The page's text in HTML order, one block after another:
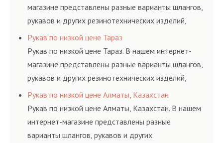
магазине представлены разные варианты шлангов,
рукавов и других резинотехнических изделий,
соответствующих ГОСТам, техническим условиям
и нормативам.
Рукав по низкой цене Тараз
Рукав по низкой цене Тараз. В нашем интернет-
магазине представлены разные варианты шлангов,
рукавов и других резинотехнических изделий,
соответствующих ГОСТам, техническим условиям
и нормативам.
Рукав по низкой цене Алматы, Казахстан
Рукав по низкой цене Алматы, Казахстан. В нашем
интернет-магазине представлены разные
варианты шлангов, рукавов и других